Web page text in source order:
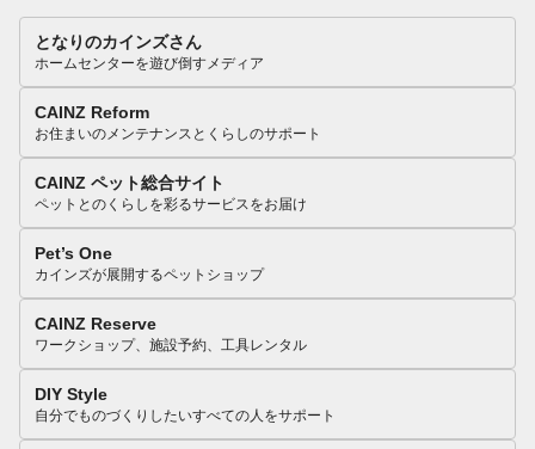
となりのカインズさん
ホームセンターを遊び倒すメディア
CAINZ Reform
お住まいのメンテナンスとくらしのサポート
CAINZ ペット総合サイト
ペットとのくらしを彩るサービスをお届け
Pet’s One
カインズが展開するペットショップ
CAINZ Reserve
ワークショップ、施設予約、工具レンタル
DIY Style
自分でものづくりしたいすべての人をサポート